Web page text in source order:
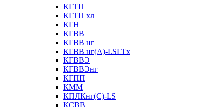
КГТП
КГТП хл
КГН
КГВВ
КГВВ нг
КГВВ нг(А)-LSLTx
КГВВЭ
КГВВЭнг
КГПП
КММ
КПЛКнг(C)-LS
КСВВ